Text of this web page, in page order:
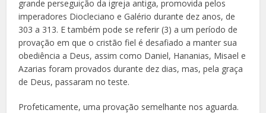
grande perseguição da igreja antiga, promovida pelos
imperadores Diocleciano e Galério durante dez anos, de
303 a 313. E também pode se referir (3) a um período de
provação em que o cristão fiel é desafiado a manter sua
obediência a Deus, assim como Daniel, Hananias, Misael e
Azarias foram provados durante dez dias, mas, pela graça
de Deus, passaram no teste.
Profeticamente, uma provação semelhante nos aguarda.